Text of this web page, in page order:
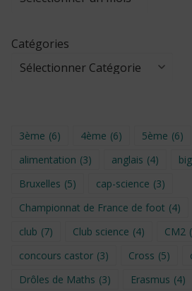
Catégories
3ème (6) 4ème (6) 5ème (6)
alimentation (3) anglais (4)
Bruxelles (5) cap-science (3)
Championnat de France de foot (4)
club (7) Club science (4) CM2
concours castor (3) Cross (5)
Drôles de Maths (3) Erasmus (4)